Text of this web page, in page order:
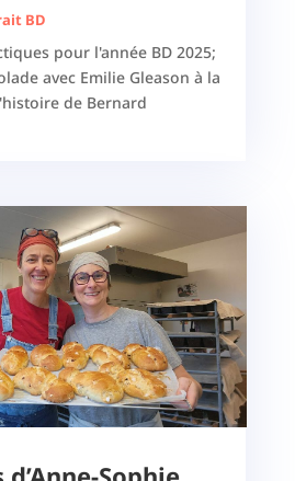
BD
pour l'année BD 2025;
avec Emilie Gleason à la
de Bernard